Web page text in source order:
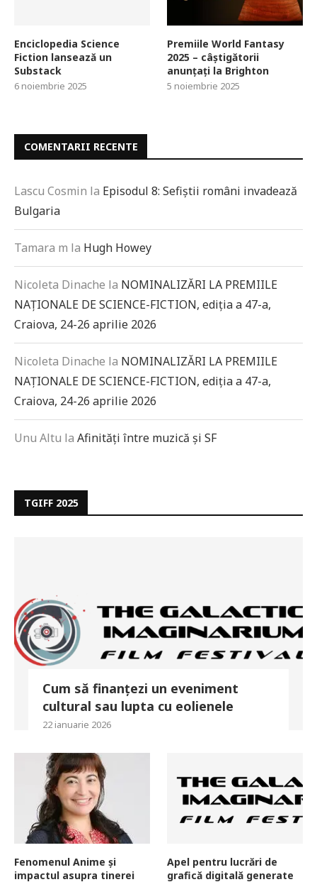
Enciclopedia Science
Fiction lansează un
Substack
6 noiembrie 2025
Premiile World Fantasy
2025 – câștigătorii
anunțați la Brighton
5 noiembrie 2025
COMENTARII RECENTE
Lascu Cosmin la Episodul 8: Sefiștii români invadează
Bulgaria
Tamara m la Hugh Howey
Nicoleta Dinache la NOMINALIZĂRI LA PREMIILE
NAȚIONALE DE SCIENCE-FICTION, ediția a 47-a,
Craiova, 24-26 aprilie 2026
Nicoleta Dinache la NOMINALIZĂRI LA PREMIILE
NAȚIONALE DE SCIENCE-FICTION, ediția a 47-a,
Craiova, 24-26 aprilie 2026
Unu Altu la Afinități între muzică și SF
TGIFF 2025
Cum să finanțezi un eveniment
cultural sau lupta cu eolienele
22 ianuarie 2026
Fenomenul Anime și
impactul asupra tinerei
Apel pentru lucrări de
grafică digitală generate